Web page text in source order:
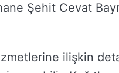
Şehit Cevat
ilişkin